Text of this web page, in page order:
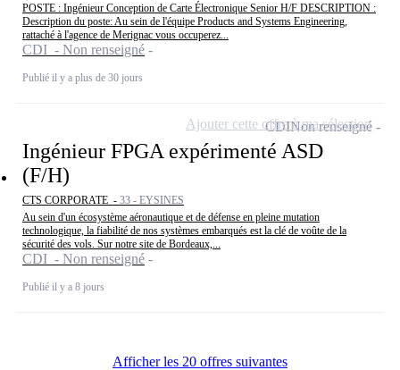
POSTE : Ingénieur Conception de Carte Électronique Senior H/F DESCRIPTION :
Description du poste: Au sein de l'équipe Products and Systems Engineering,
rattaché à l'agence de Merignac vous occuperez...
CDI - Non renseigné
Publié il y a plus de 30 jours
Ingénieur FPGA expérimenté ASD
(F/H)
CTS CORPORATE - 33 - EYSINES
Au sein d'un écosystème aéronautique et de défense en pleine mutation
technologique, la fiabilité de nos systèmes embarqués est la clé de voûte de la
sécurité des vols. Sur notre site de Bordeaux,...
CDI - Non renseigné
Publié il y a 8 jours
CDINon renseigné
Ajouter cette offre à ma sélection
Afficher les 20 offres suivantes